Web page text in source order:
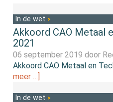
In de wet
Akkoord CAO Metaal
2021
06 september 2019 door
Akkoord CAO Metaal en
meer …]
In de wet